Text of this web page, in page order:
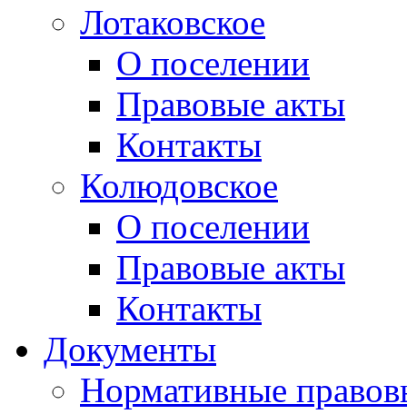
Лотаковское
О поселении
Правовые акты
Контакты
Колюдовское
О поселении
Правовые акты
Контакты
Документы
Нормативные